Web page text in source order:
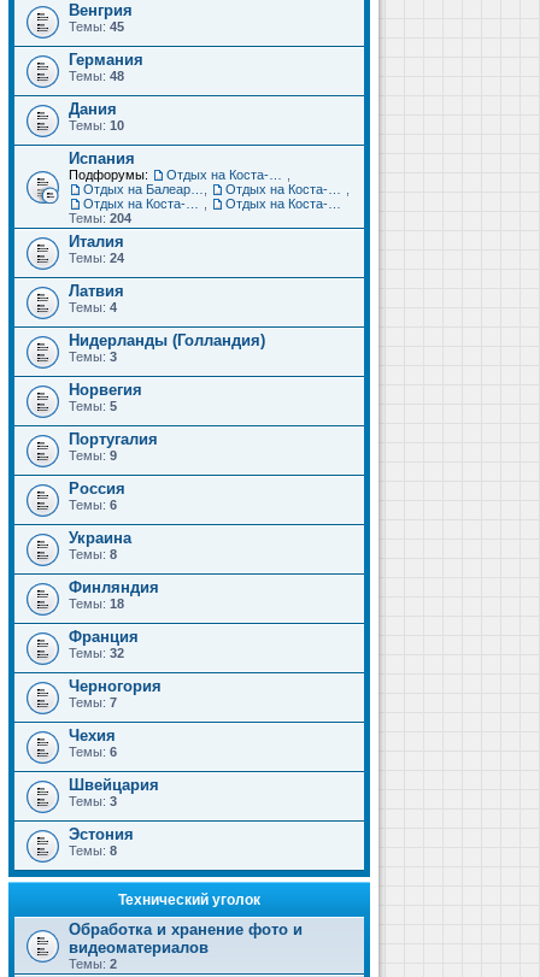
Венгрия
Темы: 45
Германия
Темы: 48
Дания
Темы: 10
Испания
Подфорумы:
Темы: 204
Италия
Темы: 24
Латвия
Темы: 4
Нидерланды (Голландия)
Темы: 3
Норвегия
Темы: 5
Португалия
Темы: 9
Россия
Темы: 6
Украина
Темы: 8
Финляндия
Темы: 18
Франция
Темы: 32
Черногория
Темы: 7
Чехия
Темы: 6
Швейцария
Темы: 3
Эстония
Темы: 8
Технический уголок
Обработка и хранение фото и
видеоматериалов
Темы: 2